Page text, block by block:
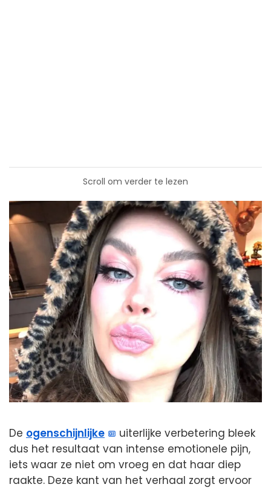
Scroll om verder te lezen
De ogenschijnlijke
uiterlijke verbetering bleek
dus het resultaat van intense emotionele pijn,
iets waar ze niet om vroeg en dat haar diep
raakte. Deze kant van het verhaal zorgt ervoor